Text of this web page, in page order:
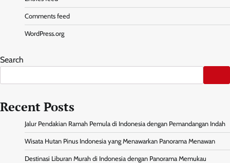
Comments feed
WordPress.org
Search
Recent Posts
Jalur Pendakian Ramah Pemula di Indonesia dengan Pemandangan Indah
Wisata Hutan Pinus Indonesia yang Menawarkan Panorama Menawan
Destinasi Liburan Murah di Indonesia dengan Panorama Memukau